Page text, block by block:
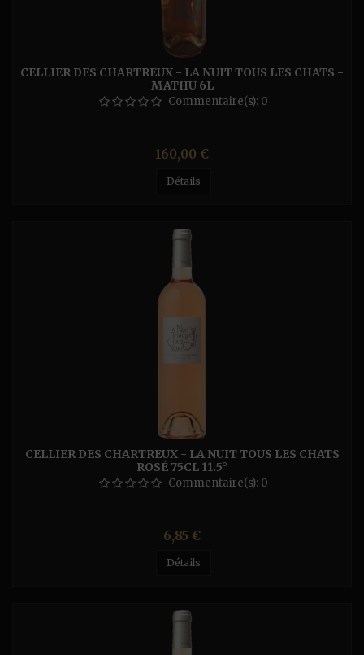
CELLIER DES CHARTREUX - LA NUIT TOUS LES CHATS -
MATHU 6L
Commentaire(s): 0
Prix
160,00 €
Détails
CELLIER DES CHARTREUX - LA NUIT TOUS LES CHATS
ROSÉ 75CL 11.5°
Commentaire(s): 0
Prix
6,85 €
Détails